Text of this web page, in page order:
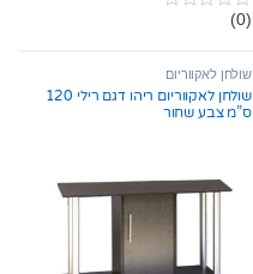
0
t
o
f
5
(0)
שולחן לאקווריום
שולחן לאקווריום ריהו דגם רילי 120
ס”מ צבע שחור